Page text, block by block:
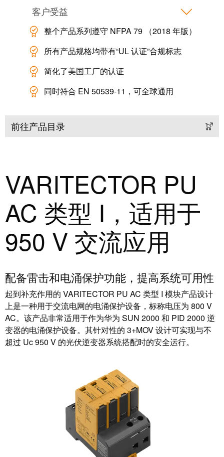
工
作
场
所
和
附
件
具
自
机
器
软
件
标
号
打
印
机
工
地
位
获
官
方
认
证
行
业
新
闻
联
系
人
本
新
闻
戮
力
战
“疫”，
客户受益
整个产品系列遵守 NFPA 79 （2018 年版）
所有产品规格均带有“UL 认证”合规标志
简化了美国工厂的认证
同时符合 EN 50539-11，可全球通用
前往产品目录
VARITECTOR PU
AC 类型 I，适用于
950 V 交流应用
配备雷击和电涌保护功能，提高系统可用性
起到补充作用的 VARITECTOR PU AC 类型 I 模块产品设计
上是一种用于交流电网的电涌保护设备，标称电压为 800 V
AC。该产品非常适用于作为华为 SUN 2000 和 PID 2000 逆
变器的电涌保护设备。其针对性的 3+MOV 设计可实现与不
超过 Uc 950 V 的光伏逆变器系统搭配时的安全运行。